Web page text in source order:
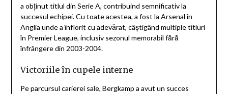
a obținut titlul din Serie A, contribuind semnificativ la
succesul echipei. Cu toate acestea, a fost la Arsenal în
Anglia unde a înflorit cu adevărat, câștigând multiple titluri
în Premier League, inclusiv sezonul memorabil fără
înfrângere din 2003-2004.
Victoriile în cupele interne
Pe parcursul carierei sale, Bergkamp a avut un succes